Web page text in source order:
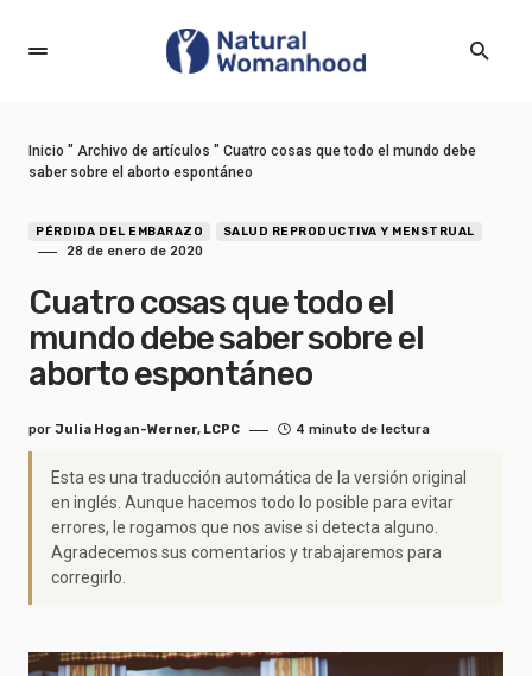
Inicio " Archivo de artículos " Cuatro cosas que todo el mundo debe
saber sobre el aborto espontáneo
PÉRDIDA DEL EMBARAZO SALUD REPRODUCTIVA Y MENSTRUAL
28 de enero de 2020
Cuatro cosas que todo el
mundo debe saber sobre el
aborto espontáneo
por Julia Hogan-Werner, LCPC 4 minuto de lectura
Esta es una traducción automática de la versión original
en inglés. Aunque hacemos todo lo posible para evitar
errores, le rogamos que nos avise si detecta alguno.
Agradecemos sus comentarios y trabajaremos para
corregirlo.